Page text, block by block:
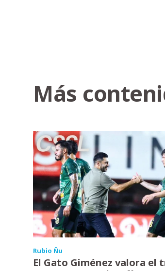
Más
Rubio Ñu
El Gato Giménez valora el